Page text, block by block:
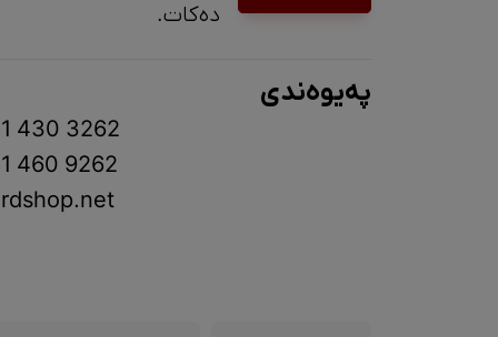
دەکات.
پەیوەندی
430 3262
460 9262